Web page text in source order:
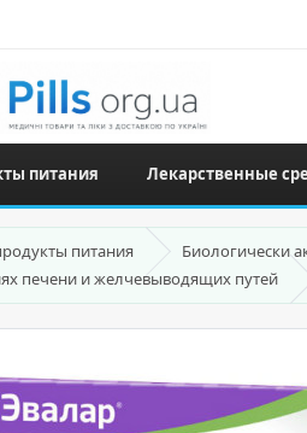
питания Лекарственные
питания Биологически
печени и желчевыводящих путей